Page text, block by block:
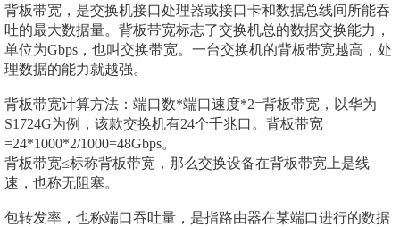
背板带宽，是交换机接口处理器或接口卡和数据总线间所能吞
吐的最大数据量。背板带宽标志了交换机总的数据交换能力，
单位为Gbps，也叫交换带宽。一台交换机的背板带宽越高，处
理数据的能力就越强。
背板带宽计算方法：端口数*端口速度*2=背板带宽，以华为
S1724G为例，该款交换机有24个千兆口。背板带宽
=24*1000*2/1000=48Gbps。
背板带宽≤标称背板带宽，那么交换设备在背板带宽上是线
速，也称无阻塞。
包转发率，也称端口吞吐量，是指路由器在某端口进行的数据